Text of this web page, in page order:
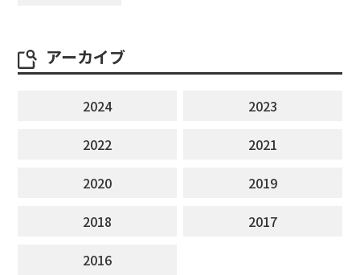
アーカイブ
2024
2023
2022
2021
2020
2019
2018
2017
2016